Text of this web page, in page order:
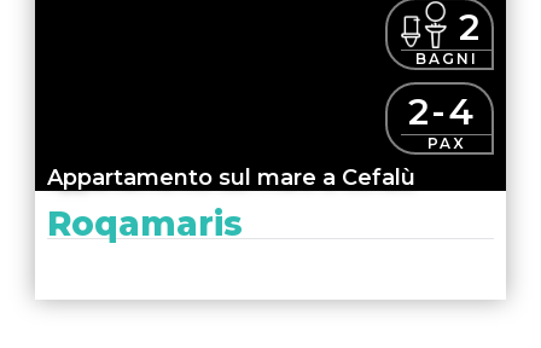
2
BAGNI
2-4
PAX
Appartamento sul mare a Cefalù
Roqamaris